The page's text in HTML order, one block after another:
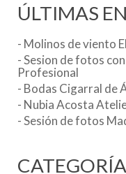
ÚLTIMAS
- Molinos de viento
- Sesion de fotos
Profesional
- Bodas Cigarral de
- Nubia Acosta
- Sesión de fotos